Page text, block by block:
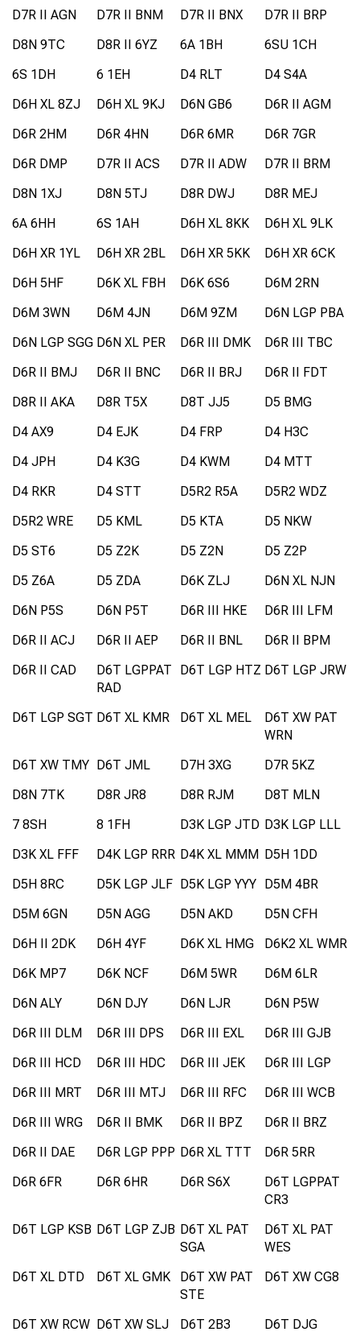
D7R II AGN D7R II BNM D7R II BNX
D7R II BRP
D8N 9TC
D8R II 6YZ 6A 1BH
6SU 1CH
6S 1DH
6 1EH D4 RLT
D4 S4A
D6H XL 8ZJ
D6H XL 9KJ D6N GB6
D6R II AGM
D6R 2HM
D6R 4HN D6R 6MR
D6R 7GR
D6R DMP
D7R II ACS D7R II ADW
D7R II BRM
D8N 1XJ
D8N 5TJ D8R DWJ
D8R MEJ
6A 6HH
6S 1AH D6H XL 8KK
D6H XL 9LK
D6H XR 1YL
D6H XR 2BL D6H XR 5KK
D6H XR 6CK
D6H 5HF
D6K XL FBH D6K 6S6
D6M 2RN
D6M 3WN
D6M 4JN D6M 9ZM
D6N LGP PBA
D6N LGP SGG D6N XL PER D6R III DMK
D6R III TBC
D6R II BMJ
D6R II BNC D6R II BRJ
D6R II FDT
D8R II AKA
D8R T5X D8T JJ5
D5 BMG
D4 AX9
D4 EJK D4 FRP
D4 H3C
D4 JPH
D4 K3G D4 KWM
D4 MTT
D4 RKR
D4 STT D5R2 R5A
D5R2 WDZ
D5R2 WRE
D5 KML D5 KTA
D5 NKW
D5 ST6
D5 Z2K D5 Z2N
D5 Z2P
D5 Z6A
D5 ZDA D6K ZLJ
D6N XL NJN
D6N P5S
D6N P5T D6R III HKE
D6R III LFM
D6R II ACJ
D6R II AEP D6R II BNL
D6R II BPM
D6R II CAD
D6T LGPPAT
RAD
D6T LGP HTZ D6T LGP JRW
D6T LGP SGT D6T XL KMR D6T XL MEL
D6T XW PAT
WRN
D6T XW TMY D6T JML D7H 3XG
D7R 5KZ
D8N 7TK
D8R JR8 D8R RJM
D8T MLN
7 8SH
8 1FH D3K LGP JTD D3K LGP LLL
D3K XL FFF
D4K LGP RRR D4K XL MMM D5H 1DD
D5H 8RC
D5K LGP JLF D5K LGP YYY D5M 4BR
D5M 6GN
D5N AGG D5N AKD
D5N CFH
D6H II 2DK
D6H 4YF D6K XL HMG
D6K2 XL WMR
D6K MP7
D6K NCF D6M 5WR
D6M 6LR
D6N ALY
D6N DJY D6N LJR
D6N P5W
D6R III DLM
D6R III DPS D6R III EXL
D6R III GJB
D6R III HCD
D6R III HDC D6R III JEK
D6R III LGP
D6R III MRT
D6R III MTJ D6R III RFC
D6R III WCB
D6R III WRG
D6R II BMK D6R II BPZ
D6R II BRZ
D6R II DAE
D6R LGP PPP D6R XL TTT
D6R 5RR
D6R 6FR
D6R 6HR D6R S6X
D6T LGPPAT
CR3
D6T LGP KSB D6T LGP ZJB D6T XL PAT
SGA
D6T XL PAT
WES
D6T XL DTD
D6T XL GMK
D6T XW PAT
STE
D6T XW CG8
D6T XW RCW D6T XW SLJ D6T 2B3
D6T DJG